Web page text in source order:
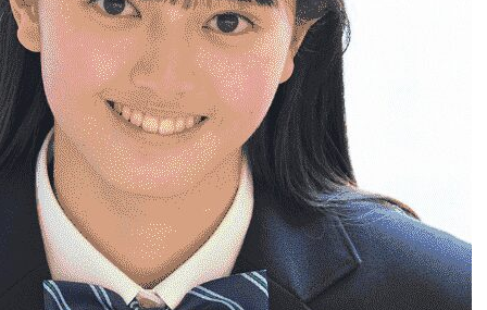
カテゴリー: 奈良県
5 / 26 « 先頭 « ... 4 5 6 7 ... 10 20 ...
最後 »